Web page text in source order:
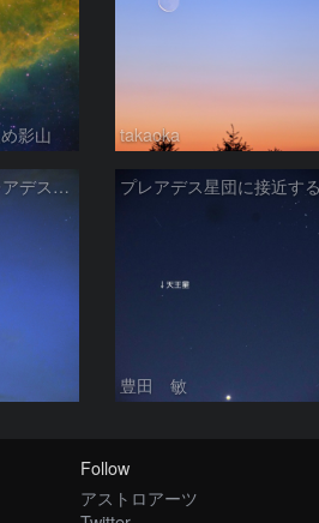
影山 takaoka
金星と天王星とプレアデス星団の接近
豊田 敏
Follow
アストロアーツ